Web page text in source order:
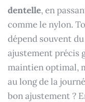
dentelle, en
comme le nylon.
dépend souvent
ajustement précis
maintien optimal,
au long de la
bon ajustement ?